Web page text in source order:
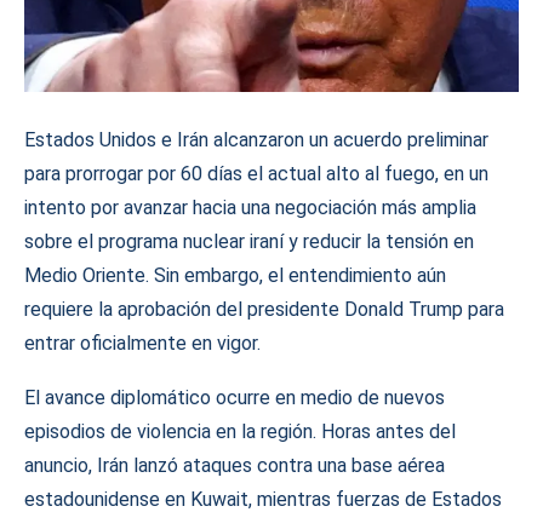
Estados Unidos e Irán alcanzaron un acuerdo preliminar
para prorrogar por 60 días el actual alto al fuego, en un
intento por avanzar hacia una negociación más amplia
sobre el programa nuclear iraní y reducir la tensión en
Medio Oriente. Sin embargo, el entendimiento aún
requiere la aprobación del presidente Donald Trump para
entrar oficialmente en vigor.
El avance diplomático ocurre en medio de nuevos
episodios de violencia en la región. Horas antes del
anuncio, Irán lanzó ataques contra una base aérea
estadounidense en Kuwait, mientras fuerzas de Estados